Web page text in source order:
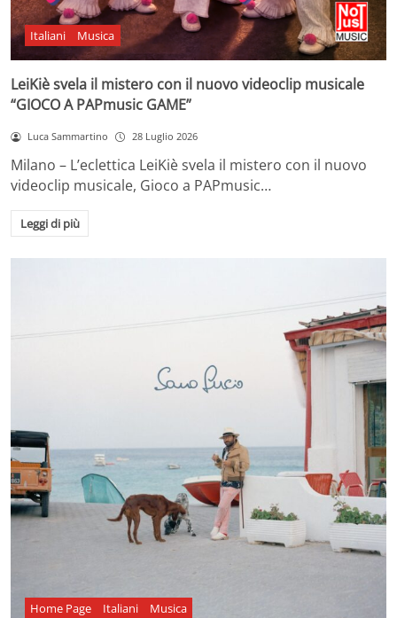
Italiani Musica
LeiKiè svela il mistero con il nuovo videoclip musicale
“GIOCO A PAPmusic GAME”
Luca Sammartino 28 Luglio 2026
Milano – L’eclettica LeiKiè svela il mistero con il nuovo
videoclip musicale, Gioco a PAPmusic…
Leggi di più
Home Page Italiani Musica